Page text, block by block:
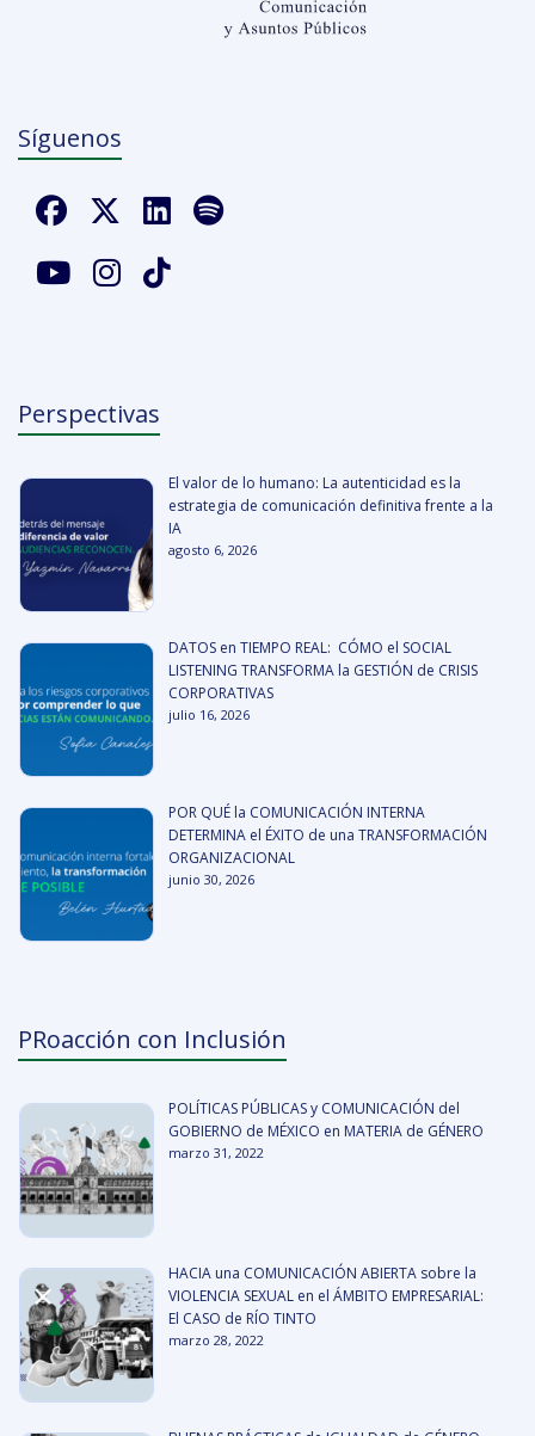
Síguenos
Perspectivas
El valor de lo humano: La autenticidad es la
estrategia de comunicación definitiva frente a la
IA
agosto 6, 2026
DATOS en TIEMPO REAL: CÓMO el SOCIAL
LISTENING TRANSFORMA la GESTIÓN de CRISIS
CORPORATIVAS
julio 16, 2026
POR QUÉ la COMUNICACIÓN INTERNA
DETERMINA el ÉXITO de una TRANSFORMACIÓN
ORGANIZACIONAL
junio 30, 2026
PRoacción con Inclusión
POLÍTICAS PÚBLICAS y COMUNICACIÓN del
GOBIERNO de MÉXICO en MATERIA de GÉNERO
marzo 31, 2022
HACIA una COMUNICACIÓN ABIERTA sobre la
VIOLENCIA SEXUAL en el ÁMBITO EMPRESARIAL:
El CASO de RÍO TINTO
marzo 28, 2022